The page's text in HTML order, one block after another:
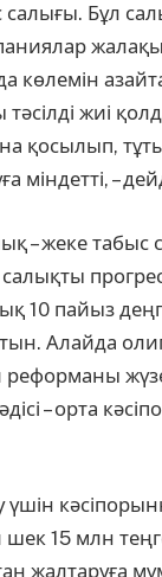
салығы. Бұл
жиі
қосылып,
міндетті, –
– жеке
10 пайыз
Алайда
– орта
үшін
15 млн
жалтаруға